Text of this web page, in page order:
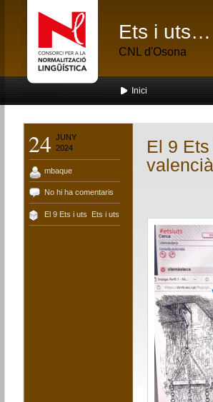
Ets i uts…
CNL d'Osona
Inici
24
JUNY
2024
mbaque
No hi ha comentaris
El 9 Ets i uts Ets i uts
El 9